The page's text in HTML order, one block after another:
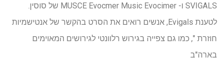
SVIGALS ו- MUSCE Evocmer Music Evocimer של סוסין.
לטענת Evigals, אנשים רואים את הסרט בהקשר של אנטישמיות
חוזרת ", כמו גם צפייה בגירוש רלוונטי לגירושים המאוימים
בארה"ב